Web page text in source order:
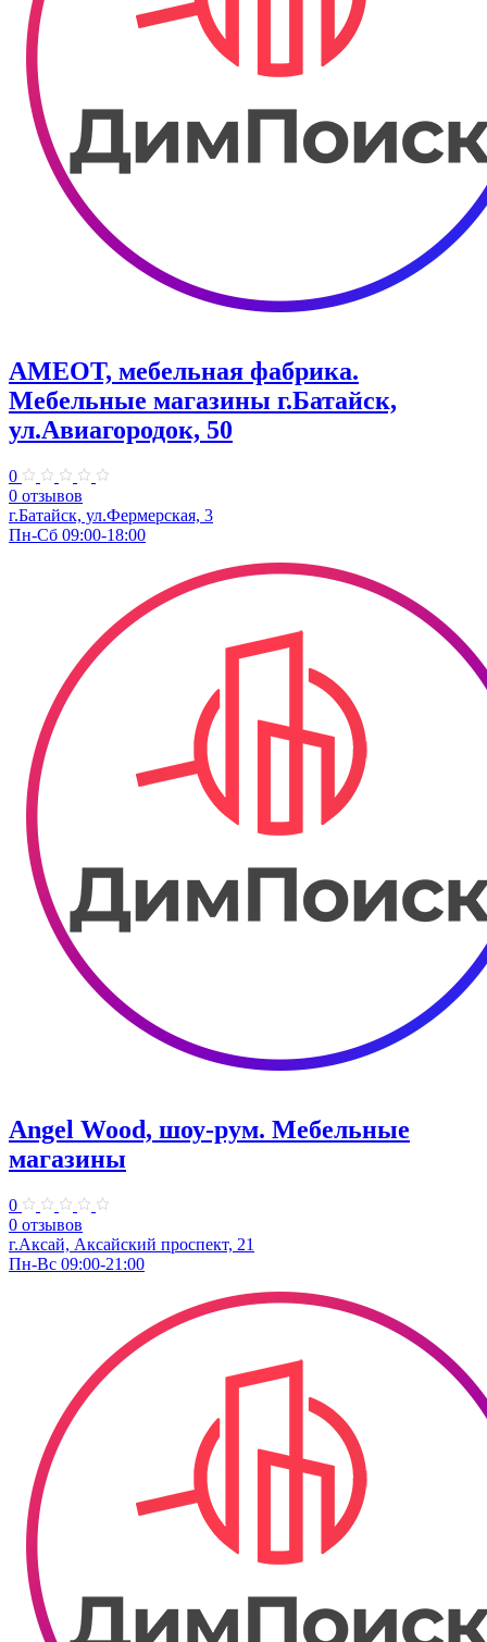
AMEOT, мебельная фабрика.
Мебельные магазины г.Батайск,
ул.Авиагородок, 50
0
0 отзывов
г.Батайск, ул.Фермерская, 3
Пн-Сб 09:00-18:00
Angel Wood, шоу-рум. Мебельные
магазины
0
0 отзывов
г.Аксай, Аксайский проспект, 21
Пн-Вс 09:00-21:00